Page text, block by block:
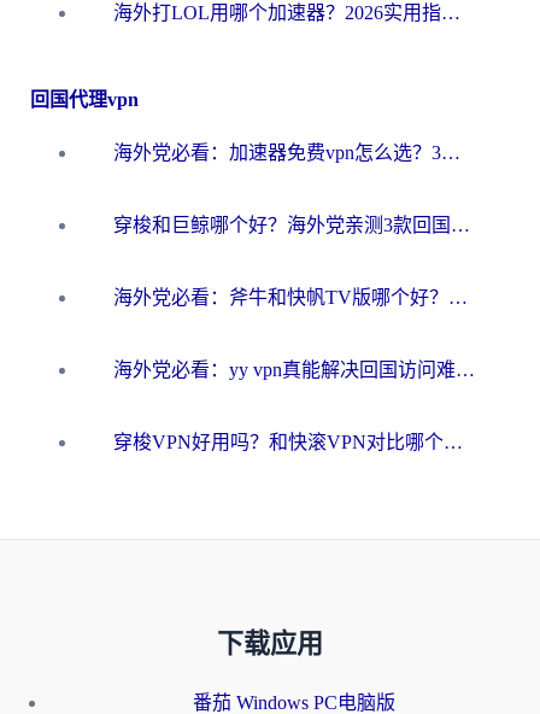
海外打LOL用哪个加速器？2026实用指南：从延迟到设备适配，一篇解决你的国服游戏痛点
回国代理vpn
海外党必看：加速器免费vpn怎么选？3步教你无缝访问国内资源
穿梭和巨鲸哪个好？海外党亲测3款回国加速器，教你避开90%的坑
海外党必看：斧牛和快帆TV版哪个好？3分钟选对回国加速器，无缝刷B站、追热剧
海外党必看：yy vpn真能解决回国访问难题？附云极initap测评+免费方案对比
穿梭VPN好用吗？和快滚VPN对比哪个回国效果更好？海外党选回国加速器必看指南
下载应用
番茄 Windows PC电脑版